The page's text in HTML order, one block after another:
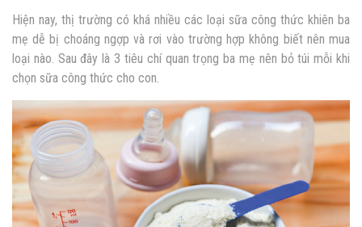
Hiện nay, thị trường có khá nhiều các loại sữa công thức khiên ba
mẹ dễ bị choáng ngợp và rơi vào trường hợp không biết nên mua
loại nào. Sau đây là 3 tiêu chí quan trọng ba mẹ nên bỏ túi mỗi khi
chọn sữa công thức cho con.